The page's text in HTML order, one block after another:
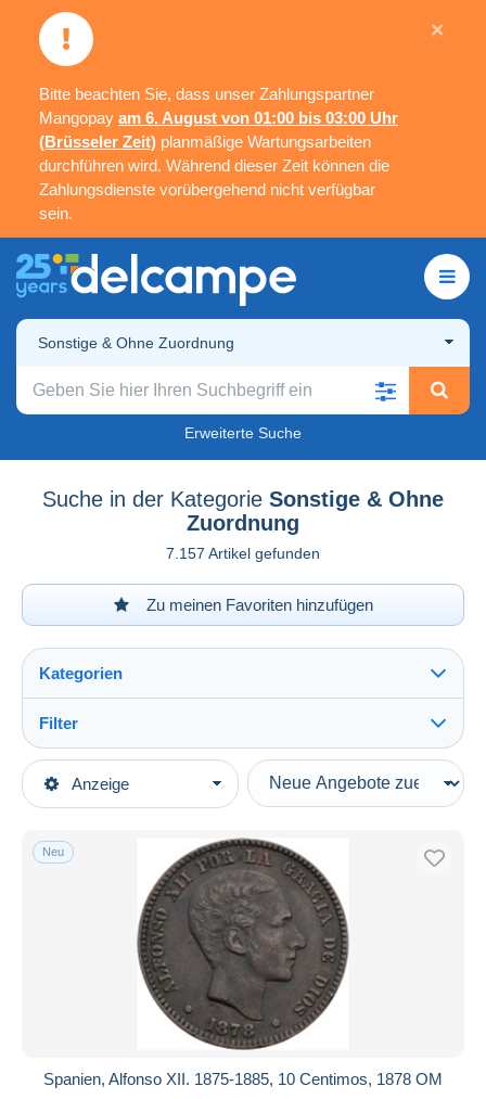
Bitte beachten Sie, dass unser Zahlungspartner
Mangopay am 6. August von 01:00 bis 03:00 Uhr
(Brüsseler Zeit) planmäßige Wartungsarbeiten
durchführen wird. Während dieser Zeit können die
Zahlungsdienste vorübergehend nicht verfügbar
sein.
×
Sonstige & Ohne Zuordnung
Erweiterte Suche
Suche in der Kategorie Sonstige & Ohne
Zuordnung
7.157 Artikel gefunden
Zu meinen Favoriten hinzufügen
Anzeige
Kategorien
Hauptkategorien
Münzen
…-1931 Königreich
Sonstige & Ohne Zuordnung
Filter
Art der Verkäufe
Laufende Angebote
Auktionen mit Geboten
Auktionen ohne Gebote
Auktionshäuser
Neu
Spanien, Alfonso XII. 1875-1885, 10 Centimos, 1878 OM